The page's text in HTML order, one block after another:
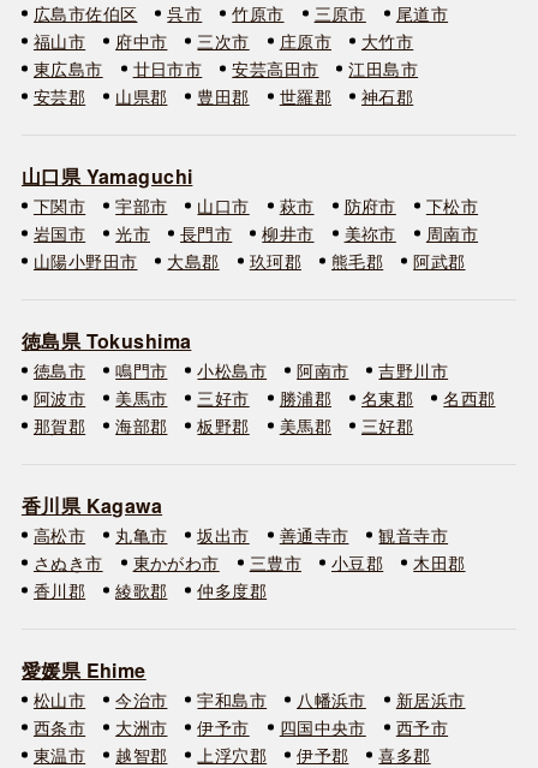
広島市佐伯区 呉市 竹原市 三原市
尾道市
福山市
府中市 三次市 庄原市
大竹市
東広島市
廿日市市 安芸高田市
江田島市
安芸郡
山県郡 豊田郡 世羅郡 神石郡
山口県 Yamaguchi
下関市 宇部市 山口市 萩市 防府市
下松市
岩国市
光市 長門市 柳井市 美祢市
周南市
山陽小野田市
大島郡 玖珂郡 熊毛郡 阿武郡
徳島県 Tokushima
徳島市 鳴門市 小松島市 阿南市
吉野川市
阿波市
美馬市 三好市 勝浦郡 名東郡
名西郡
那賀郡
海部郡 板野郡 美馬郡 三好郡
香川県 Kagawa
高松市 丸亀市 坂出市 善通寺市
観音寺市
さぬき市
東かがわ市 三豊市 小豆郡
木田郡
香川郡
綾歌郡 仲多度郡
愛媛県 Ehime
松山市 今治市 宇和島市 八幡浜市
新居浜市
西条市
大洲市 伊予市 四国中央市
西予市
東温市
越智郡 上浮穴郡 伊予郡
喜多郡